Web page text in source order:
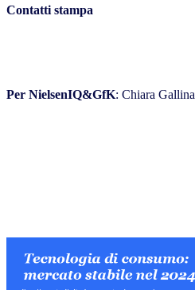
Contatti stampa
Per NielsenIQ&GfK: Chiara Gallina